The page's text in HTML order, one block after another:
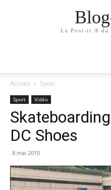
Le Post-it ® du
Accueil Sport
Sport Vidéo
DC Shoes
8 mai 2010